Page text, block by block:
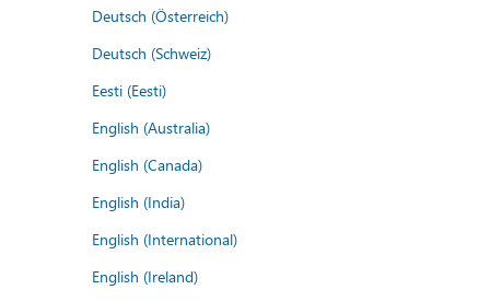
Deutsch (Österreich)
Deutsch (Schweiz)
Eesti (Eesti)
English (Australia)
English (Canada)
English (India)
English (International)
English (Ireland)